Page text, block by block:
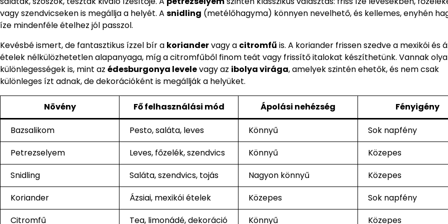
vagy szendvicseken is megállja a helyét. A snidling (metélőhagyma) könnyen nevelhető, és kellemes, enyhén
íze mindenféle ételhez jól passzol.
Kevésbé ismert, de fantasztikus ízzel bír a koriandervagy a citromfű is. A koriander frissen szedve a mexikói és
ételek nélkülözhetetlen alapanyaga, míg a citromfűből finom teát vagy frissítő italokat készíthetünk. Vannak
különlegességek is, mint az édesburgonya levelevagy az ibolya virága, amelyek szintén ehetők, és nem csak
különleges ízt adnak, de dekorációként is megállják a helyüket.
Növény Fő felhasználási mód Ápolási nehézség Fényigény
Bazsalikom Pesto, saláta, leves Könnyű
Sok napfény
Petrezselyem
Leves, főzelék, szendvics Könnyű
Közepes
Snidling
Saláta, szendvics, tojás Nagyon könnyű
Közepes
Koriander
Ázsiai, mexikói ételek Közepes
Sok napfény
Citromfű
Tea, limonádé, dekoráció Könnyű Közepes